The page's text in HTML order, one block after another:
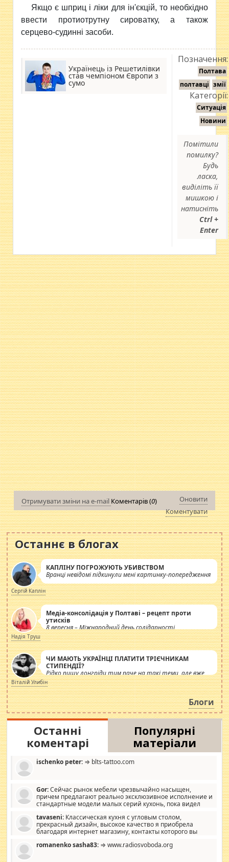
Якщо є шприц і ліки для ін'єкцій, то необхідно
ввести протиотрутну сироватку, а також
серцево-судинні засоби.
Українець із Решетилівки
став чемпіоном Європи з
сумо
Позначення:
Полтава
полтавці змії
Категорії:
Ситуація
Новини
Помітили
помилку?
Будь
ласка,
виділіть її
мишкою і
натисніть
Ctrl +
Enter
Отримувати зміни на e-mail Коментарів (0)
Оновити
Коментувати
Останнє в блогах
КАПЛІНУ ПОГРОЖУЮТЬ УБИВСТВОМ
Вранці невідомі підкинули мені картинку-попередження
Сергій Каплін
Медіа-консолідація у Полтаві – рецепт проти
утисків
8 вересня – Міжнародний день солідарності
журналістів.
Надія Труш
ЧИ МАЮТЬ УКРАЇНЦІ ПЛАТИТИ ТРІЄЧНИКАМ
СТИПЕНДІЇ?
Рідко пишу лонгріди тим паче на такі теми, але вже
просто дістало! Обурюють сьогоднішні інсенуації
навколо стипендіального питання. Штучно
роздувається ще одна соціальна катастрофа.
Віталій Улибін
Блоги
Останні
коментарі
Популярні
матеріали
ischenko peter: ⇒ blts-tattoo.com
Gor:Сейчас рынок мебели чрезвычайно насыщен,
причем предлагают реально эксклюзивное исполнение и
стандартные модели малых серий кухонь, пока видел
стандартные формы, в MebelOk, креативненько и что главное -
со вкусом все в порядке, без ненужных наворотов удорожающих
мебель, а это не последний фактор.
tavaseni: Классическая кухня с угловым столом,
прекрасный дизайн, высокое качество я приобрела
благодаря интернет магазину, контакты которого вы
romanenko sasha83: ⇒ www.radiosvoboda.org